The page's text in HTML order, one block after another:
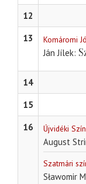
12
13
Komáromi
Ján Jílek
14
15
16
Újvidéki
August
Szatmári
Sławomir